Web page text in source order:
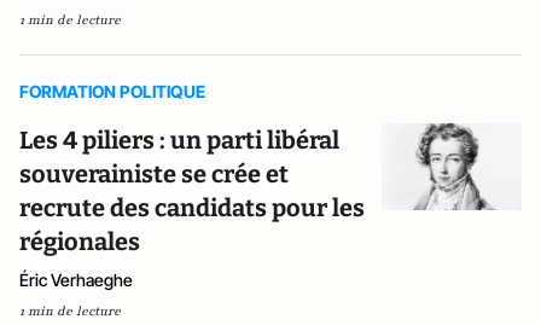
1 min de lecture
FORMATION POLITIQUE
Les 4 piliers : un parti libéral
souverainiste se crée et
recrute des candidats pour les
régionales
Éric Verhaeghe
1 min de lecture